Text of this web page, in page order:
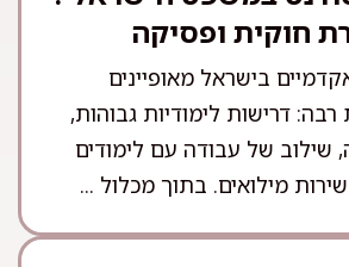
חוקית ופסיקה
בישראל מאופיינים
רבה: דרישות לימודיות גבוהות,
שילוב של עבודה עם לימודים
מילואים. בתוך מכלול ...